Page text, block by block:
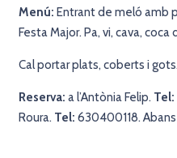
Menú: Entrant de meló amb
Festa Major. Pa, vi, cava,
Cal portar plats, coberts i gots.
Reserva: a l’Antònia Felip. Tel:
Roura. Tel: 630400118.